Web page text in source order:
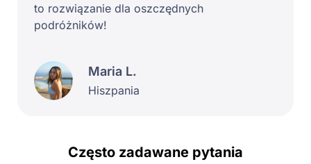
to rozwiązanie dla oszczędnych
podróżników!
Maria L.
Hiszpania
Często zadawane pytania